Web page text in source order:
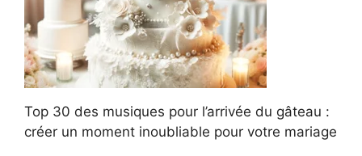
Top 30 des musiques pour l’arrivée du gâteau :
créer un moment inoubliable pour votre mariage